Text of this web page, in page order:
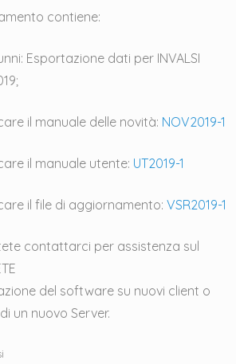
contiene:
Esportazione dati per INVALSI
il manuale delle novità: NOV2019-1
il manuale utente: UT2019-1
il file di aggiornamento: VSR2019-1
contattarci per assistenza sul
del software su nuovi client o
un nuovo Server.